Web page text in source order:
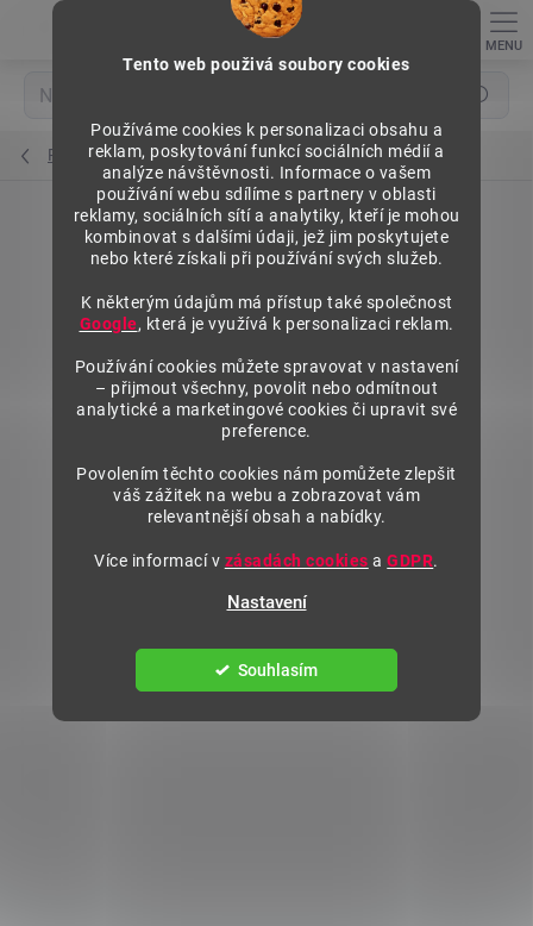
Tento web použivá soubory cookies
Používáme cookies k personalizaci obsahu a
reklam, poskytování funkcí sociálních médií a
analýze návštěvnosti. Informace o vašem
používání webu sdílíme s partnery v oblasti
reklamy, sociálních sítí a analytiky, kteří je mohou
kombinovat s dalšími údaji, jež jim poskytujete
nebo které získali při používání svých služeb.
K některým údajům má přístup také společnost
Google, která je využívá k personalizaci reklam.
Používání cookies můžete spravovat v nastavení
– přijmout všechny, povolit nebo odmítnout
analytické a marketingové cookies či upravit své
preference.
Povolením těchto cookies nám pomůžete zlepšit
váš zážitek na webu a zobrazovat vám
relevantnější obsah a nabídky.
Více informací v zásadách cookies aGDPR.
Nastavení
Souhlasím
Hledat
Police regálů